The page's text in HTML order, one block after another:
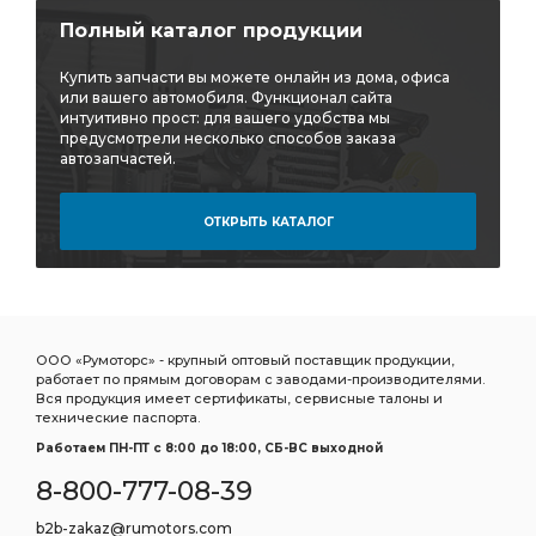
тройник горизонтальный CAMOZZI D6412
горизонтальный CAMOZZI D6412
Дв.Д-21 Д-120 Трактора:ВМТЗ
Дв.Д-21 Д-120 Трактора:ВМТЗ Т-25/Т-16
ГАЗ-52 52-04-1000104 ГАЗ УАЗ Дв.
ГАЗ УАЗ Дв. ЗМЗ-402 УАЗ Дв. ЗМЗ-402
УАЗ Дв. ЗМЗ-402 УМЗ-421
Комплект коренных вкладышей 1,50
Полный каталог продукции
Купить запчасти вы можете онлайн из дома, офиса
или вашего автомобиля. Функционал сайта
интуитивно прост: для вашего удобства мы
предусмотрели несколько способов заказа
автозапчастей.
ОТКРЫТЬ КАТАЛОГ
ООО «Румоторс» - крупный оптовый поставщик продукции,
работает по прямым договорам с заводами-производителями.
Вся продукция имеет сертификаты, сервисные талоны и
технические паспорта.
Работаем ПН-ПТ c 8:00 до 18:00, СБ-ВС выходной
8-800-777-08-39
b2b-zakaz@rumotors.com